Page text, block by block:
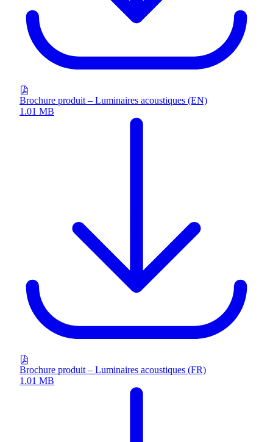
Brochure produit – Luminaires acoustiques (EN)
1.01 MB
Brochure produit – Luminaires acoustiques (FR)
1.01 MB